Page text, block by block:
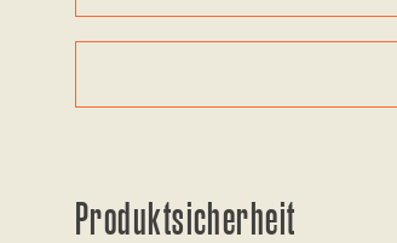
Produktsicherheit